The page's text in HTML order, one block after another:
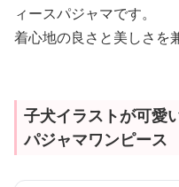
ィースパジャマです。
着心地の良さと美しさを
子犬イラストが可愛
パジャマワンピース